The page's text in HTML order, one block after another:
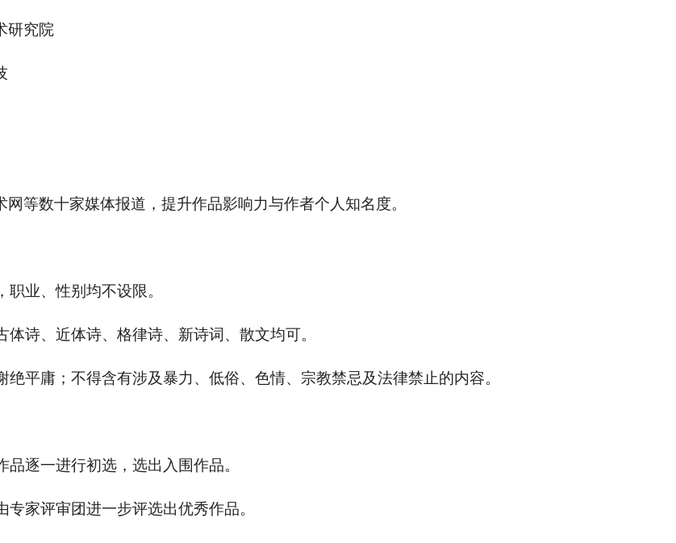
研究院
等数十家媒体报道，提升作品影响力与作者个人知名度。
业、性别均不设限。
诗、近体诗、格律诗、新诗词、散文均可。
平庸；不得含有涉及暴力、低俗、色情、宗教禁忌及法律禁止的内容。
逐一进行初选，选出入围作品。
家评审团进一步评选出优秀作品。